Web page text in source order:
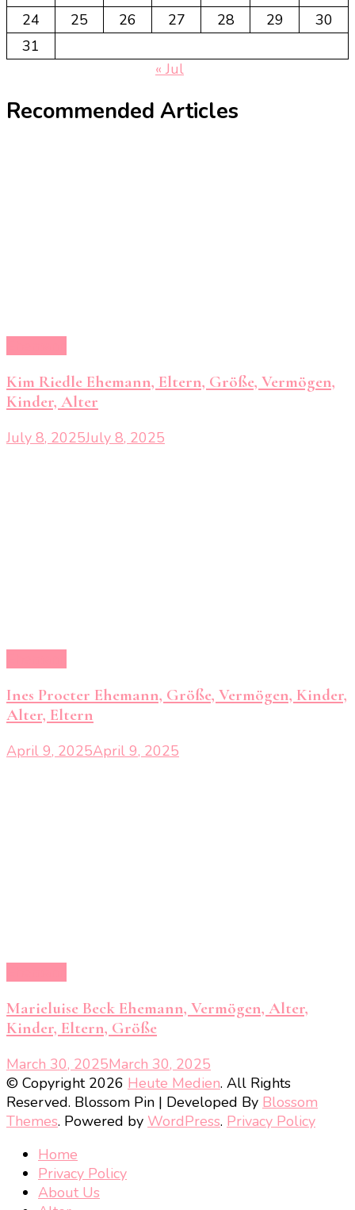
24
25 26 27 28 29
30
31
« Jul
Recommended Articles
Kim Riedle Ehemann, Eltern, Größe, Vermögen,
Kinder, Alter
July 8, 2025July 8, 2025
Ines Procter Ehemann, Größe, Vermögen, Kinder,
Alter, Eltern
April 9, 2025April 9, 2025
Marieluise Beck Ehemann, Vermögen, Alter,
Kinder, Eltern, Größe
March 30, 2025March 30, 2025
© Copyright 2026 Heute Medien. All Rights
Reserved. Blossom Pin | Developed By Blossom
Themes. Powered by WordPress. Privacy Policy
Home
Privacy Policy
About Us